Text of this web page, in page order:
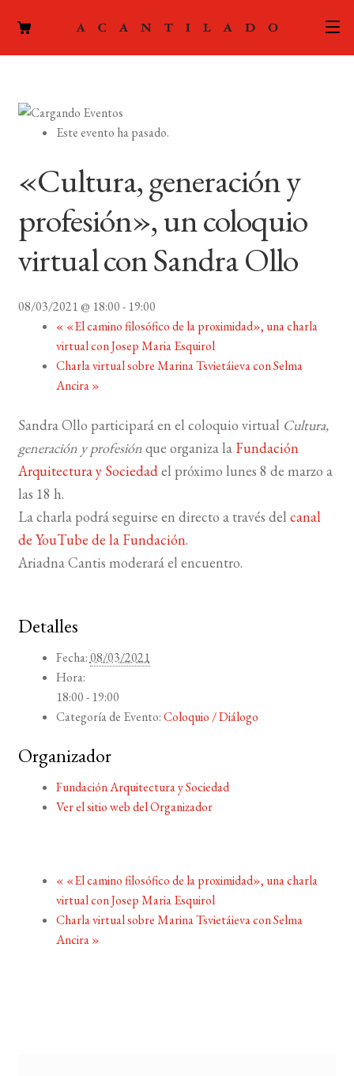
PODCAST
LA EDITORIAL
FOREIGN RIGHTS
CONTACTO
MI CUENTA
LISTA DE LIBROS
Este evento ha pasado.
«Cultura, generación y
profesión», un coloquio
virtual con Sandra Ollo
08/03/2021 @ 18:00- 19:00
« «El camino filosófico de la proximidad», una charla
virtual con Josep Maria Esquirol
Charla virtual sobre Marina Tsvietáieva con Selma
Ancira»
Sandra Ollo participará en el coloquio virtual Cultura,
generación y profesiónque organiza la Fundación
Arquitectura y Sociedadel próximo lunes 8 de marzo a
las 18 h.
La charla podrá seguirse en directo a través del canal
de YouTube de la Fundación.
Ariadna Cantis moderará el encuentro.
Detalles
Fecha:08/03/2021
Hora:
18:00 - 19:00
Categoría de Evento:Coloquio / Diálogo
Organizador
Fundación Arquitectura y Sociedad
Ver el sitio web del Organizador
« «El camino filosófico de la proximidad», una charla
virtual con Josep Maria Esquirol
Charla virtual sobre Marina Tsvietáieva con Selma
Ancira»